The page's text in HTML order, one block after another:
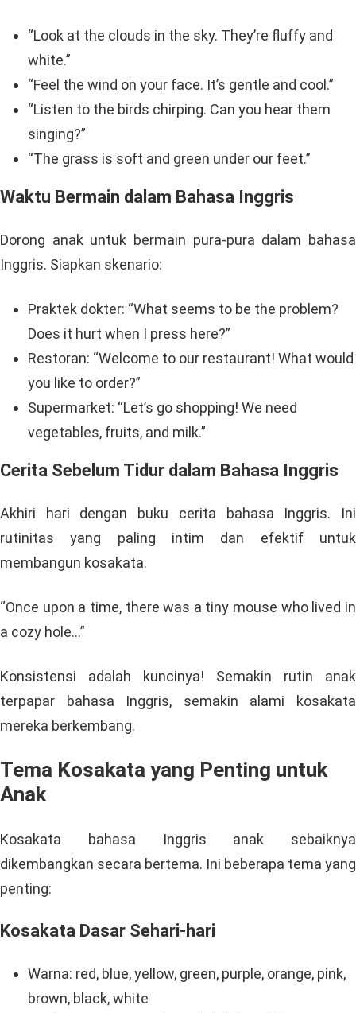
“Look at the clouds in the sky. They’re fluffy and
white.”
“Feel the wind on your face. It’s gentle and cool.”
“Listen to the birds chirping. Can you hear them
singing?”
“The grass is soft and green under our feet.”
Waktu Bermain dalam Bahasa Inggris
Dorong anak untuk bermain pura-pura dalam bahasa
Inggris. Siapkan skenario:
Praktek dokter: “What seems to be the problem?
Does it hurt when I press here?”
Restoran: “Welcome to our restaurant! What would
you like to order?”
Supermarket: “Let’s go shopping! We need
vegetables, fruits, and milk.”
Cerita Sebelum Tidur dalam Bahasa Inggris
Akhiri hari dengan buku cerita bahasa Inggris. Ini
rutinitas yang paling intim dan efektif untuk
membangun kosakata.
“Once upon a time, there was a tiny mouse who lived in
a cozy hole…”
Konsistensi adalah kuncinya! Semakin rutin anak
terpapar bahasa Inggris, semakin alami kosakata
mereka berkembang.
Tema Kosakata yang Penting untuk
Anak
Kosakata bahasa Inggris anak sebaiknya
dikembangkan secara bertema. Ini beberapa tema yang
penting:
Kosakata Dasar Sehari-hari
Warna: red, blue, yellow, green, purple, orange, pink,
brown, black, white